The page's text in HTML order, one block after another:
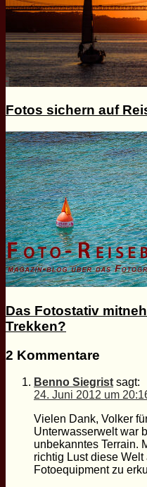
Fotos sichern auf
Das Fotostativ
Trekken?
2 Kommentare
Benno Siegrist sagt:
24. Juni 2012 um
Vielen Dank, Volker
Unterwasserwelt war
unbekanntes Terrain.
richtig Lust diese
Fotoequipment zu